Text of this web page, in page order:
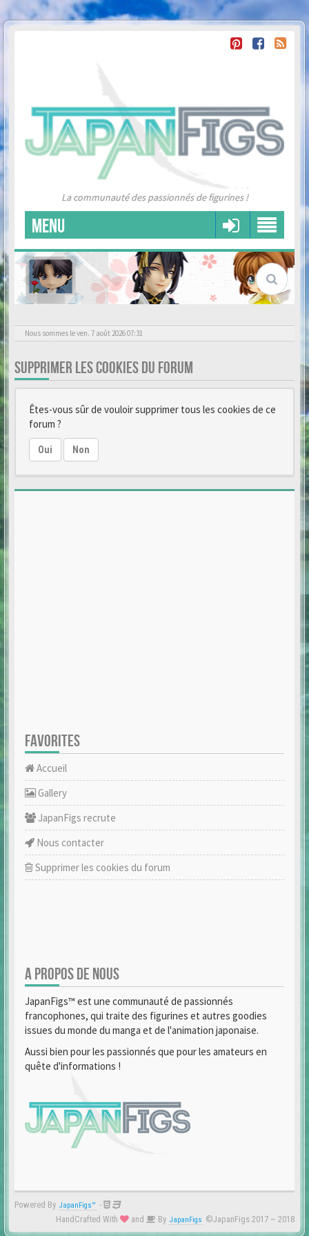
La communauté des passionnés de figurines !
MENU
Nous sommes le ven. 7 août 2026 07:31
SUPPRIMER LES COOKIES DU FORUM
Êtes-vous sûr de vouloir supprimer tous les cookies de ce
forum ?
Oui Non
FAVORITES
Accueil
Gallery
JapanFigs recrute
Nous contacter
Supprimer les cookies du forum
A PROPOS DE NOUS
JapanFigs™ est une communauté de passionnés
francophones, qui traite des figurines et autres goodies
issues du monde du manga et de l'animation japonaise.
Aussi bien pour les passionnés que pour les amateurs en
quête d'informations !
Powered By JapanFigs™ -
HandCrafted With
and By JapanFigs ©JapanFigs 2017 ~ 2018